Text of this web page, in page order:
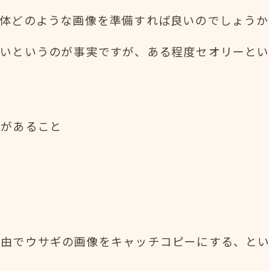
のような画像を準備すれば良いのでしょうか
というのが事実ですが、ある程度セオリーと
あること
でウサギの画像をキャッチコピーにする、と